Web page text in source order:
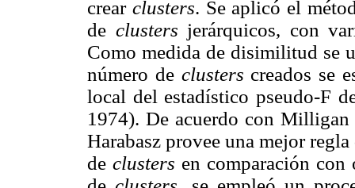
crear clusters. Se aplicó el
de clusters jerárquicos, con
Como medida de disimilitud se
número de clusters creados se
local del estadístico pseudo-F
1974). De acuerdo con
Harabasz provee una mejor
de clusters en comparación con